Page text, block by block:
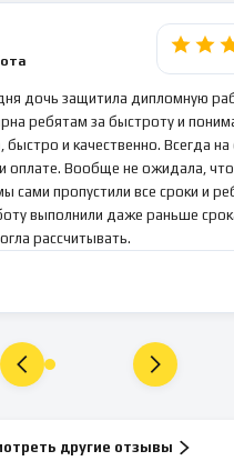
дочь защитила дипломную
ребятам за быстроту и
быстро и качественно. Всегда на
оплате. Вообще не ожидала,
сами пропустили все сроки и
выполнили даже раньше
рассчитывать.
другие отзывы